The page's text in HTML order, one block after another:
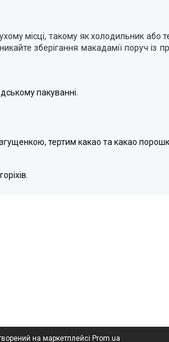
місці, такому як холодильник або
зберігання макадамії поруч
пакуванні.
тертим какао та какао
на маркетплейсі Prom.ua